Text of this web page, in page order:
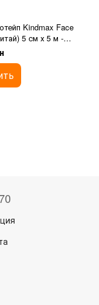
Kindmax Face
5 см х 5 м -